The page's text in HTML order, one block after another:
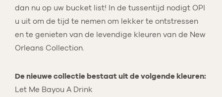
dan nu op uw bucket list! In de tussentijd nodigt OPI
u uit om de tijd te nemen om lekker te ontstressen
en te genieten van de levendige kleuren van de New
Orleans Collection.
De nieuwe collectie bestaat uit de volgende kleuren:
Let Me Bayou A Drink